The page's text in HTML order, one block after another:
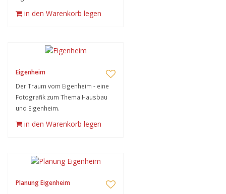
in den Warenkorb legen
Eigenheim
Der Traum vom Eigenheim - eine
Fotografik zum Thema Hausbau
und Eigenheim.
in den Warenkorb legen
Planung Eigenheim